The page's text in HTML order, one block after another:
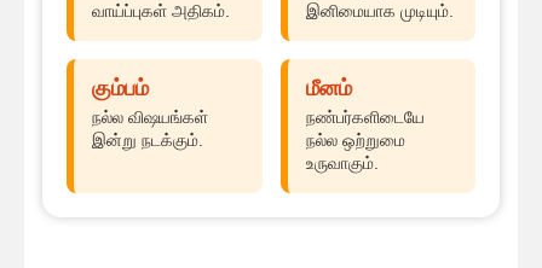
வாய்ப்புகள் அதிகம்.
இனிமையாக முடியும்.
கும்பம்
நல்ல விஷயங்கள்
இன்று நடக்கும்.
மீனம்
நண்பர்களிடையே
நல்ல ஒற்றுமை
உருவாகும்.